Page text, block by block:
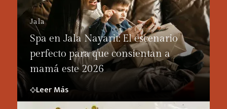
Jala
Spa en Jala Nayarit: El escenario
perfecto para que consientan a
mamá este 2026
Leer Más